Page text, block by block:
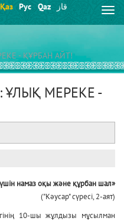
Қаз Рус Qaz قاز
- ҚҰРБАН АЙТ!
ҰЛЫҚ МЕРЕКЕ -
намаз оқы және құрбан шал»
("Кәусар" сүресі, 2-аят)
10-шы жұлдызы мұсылман